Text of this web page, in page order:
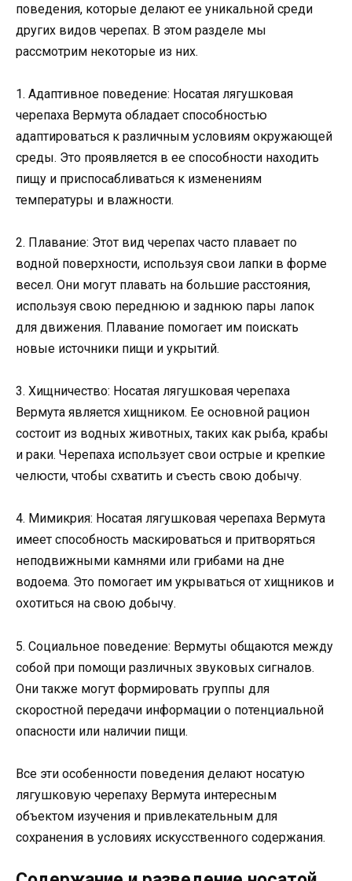
поведения, которые делают ее уникальной среди
других видов черепах. В этом разделе мы
рассмотрим некоторые из них.
1. Адаптивное поведение: Носатая лягушковая
черепаха Вермута обладает способностью
адаптироваться к различным условиям окружающей
среды. Это проявляется в ее способности находить
пищу и приспосабливаться к изменениям
температуры и влажности.
2. Плавание: Этот вид черепах часто плавает по
водной поверхности, используя свои лапки в форме
весел. Они могут плавать на большие расстояния,
используя свою переднюю и заднюю пары лапок
для движения. Плавание помогает им поискать
новые источники пищи и укрытий.
3. Хищничество: Носатая лягушковая черепаха
Вермута является хищником. Ее основной рацион
состоит из водных животных, таких как рыба, крабы
и раки. Черепаха использует свои острые и крепкие
челюсти, чтобы схватить и съесть свою добычу.
4. Мимикрия: Носатая лягушковая черепаха Вермута
имеет способность маскироваться и притворяться
неподвижными камнями или грибами на дне
водоема. Это помогает им укрываться от хищников и
охотиться на свою добычу.
5. Социальное поведение: Вермуты общаются между
собой при помощи различных звуковых сигналов.
Они также могут формировать группы для
скоростной передачи информации о потенциальной
опасности или наличии пищи.
Все эти особенности поведения делают носатую
лягушковую черепаху Вермута интересным
объектом изучения и привлекательным для
сохранения в условиях искусственного содержания.